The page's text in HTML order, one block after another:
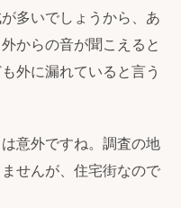
多いでしょうから、あ
からの音が聞こえると
外に漏れていると言う
意外ですね。調査の地
せんが、住宅街なので